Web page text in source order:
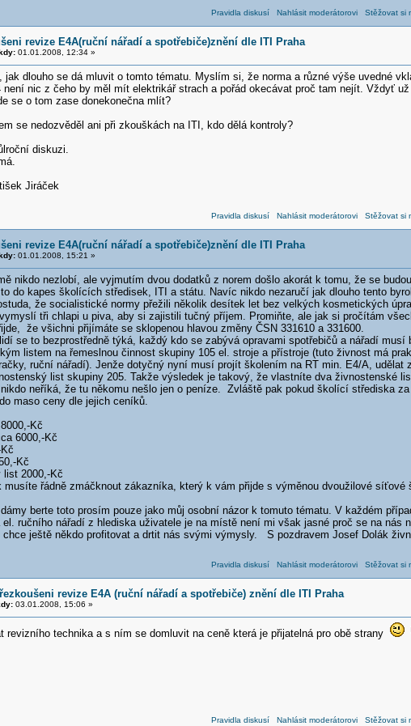
Pravidla diskusí Nahlásit moderátorovi Stěžovat si
revize E4A(ruční nářadí a spotřebiče)znění dle ITI Praha
01.01.2008, 12:34 »
jak dlouho se dá mluvit o tomto tématu. Myslím si, že norma a různé výše uvedné
není nic z čeho by měl mít elektrikář strach a pořád okecávat proč tam nejít. Vždyť
se o tom zase donekonečna mlít?
se nedozvěděl ani při zkouškách na ITI, kdo dělá kontroly?
diskuzi.
Jiráček
Pravidla diskusí Nahlásit moderátorovi Stěžovat si
revize E4A(ruční nářadí a spotřebiče)znění dle ITI Praha
01.01.2008, 15:21 »
nikdo nezlobí, ale vyjmutím dvou dodatků z norem došlo akorát k tomu, že se
do kapes školících středisek, ITI a státu. Navíc nikdo nezaručí jak dlouho tento
že socialistické normy přežili několik desítek let bez velkých kosmetických
tři chlapi u piva, aby si zajistili tučný příjem. Promiňte, ale jak si pročítám
že všichni přijímáte se sklopenou hlavou změny ČSN 331610 a 331600.
se to bezprostředně týká, každý kdo se zabývá opravami spotřebičů a nářadí musí
listem na řemeslnou činnost skupiny 105 el. stroje a přístroje (tuto živnost má
ruční nářadí). Jenže dotyčný nyní musí projít školením na RT min. E4/A, udělat
list skupiny 205. Takže výsledek je takový, že vlastníte dva živnostenské
neříká, že tu někomu nešlo jen o peníze. Zvláště pak pokud školící střediska
maso ceny dle jejich ceníků.
Kč
6000,-Kč
Kč
2000,-Kč
musíte řádně zmáčknout zákazníka, který k vám přijde s výměnou dvoužilové síťové
berte toto prosím pouze jako můj osobní názor k tomuto tématu. V každém
el. ručního nářadí z hlediska uživatele je na místě není mi však jasné proč se na nás
chce ještě někdo profitovat a drtit nás svými výmysly. S pozdravem Josef Dolák
Pravidla diskusí Nahlásit moderátorovi Stěžovat si
revize E4A (ruční nářadí a spotřebiče) znění dle ITI Praha
03.01.2008, 15:06 »
revizního technika a s ním se domluvit na ceně která je přijatelná pro obě strany
Pravidla diskusí Nahlásit moderátorovi Stěžovat si